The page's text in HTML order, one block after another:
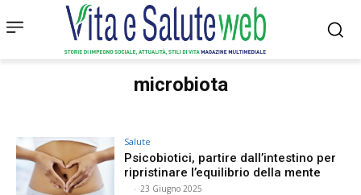
microbiota
Salute
Psicobiotici, partire dall’intestino per
ripristinare l’equilibrio della mente
- 23 Giugno 2025